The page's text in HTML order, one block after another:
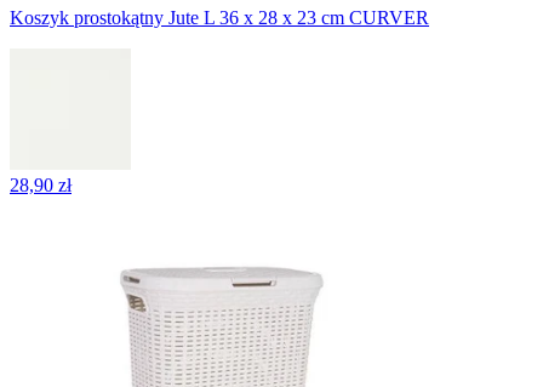
Koszyk prostokątny Jute L 36 x 28 x 23 cm CURVER
28,90 zł